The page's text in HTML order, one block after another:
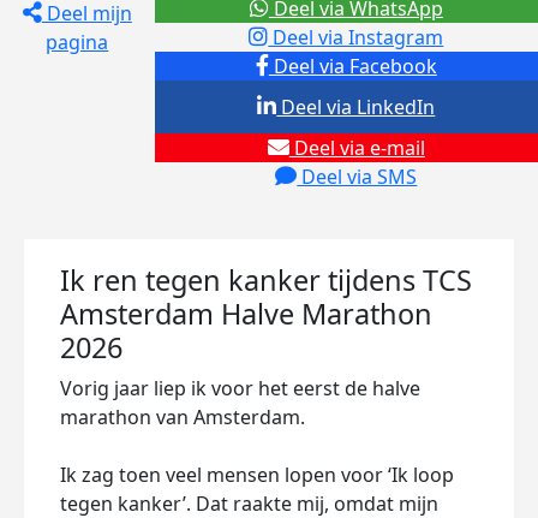
Deel mijn
pagina
Deel via Facebook
Deel via Instagram
Deel via e-mail
Deel via SMS
Deel via LinkedIn
Deel via WhatsApp
Ik ren tegen kanker tijdens TCS
Amsterdam Halve Marathon
2026
Vorig jaar liep ik voor het eerst de halve
marathon van Amsterdam.
Ik zag toen veel mensen lopen voor ‘Ik loop
tegen kanker’. Dat raakte mij, omdat mijn